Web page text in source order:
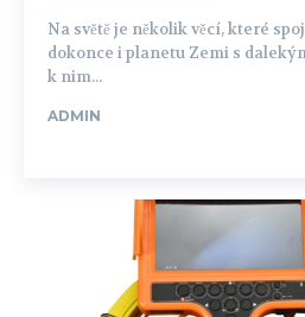
Na světě je několik věcí, které
dokonce i planetu Zemi s
k nim...
ADMIN